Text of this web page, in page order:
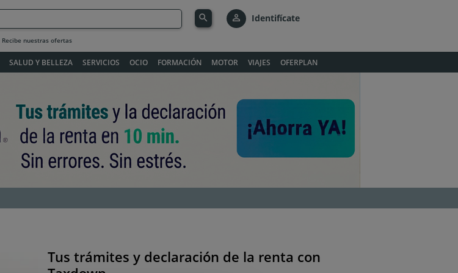
Recibe nuestras ofertas
search person_outline Identifícate
SALUD Y BELLEZA SERVICIOS OCIO FORMACIÓN MOTOR VIAJES OFERPLAN
Siguiente
Tus trámites y declaración de la renta con